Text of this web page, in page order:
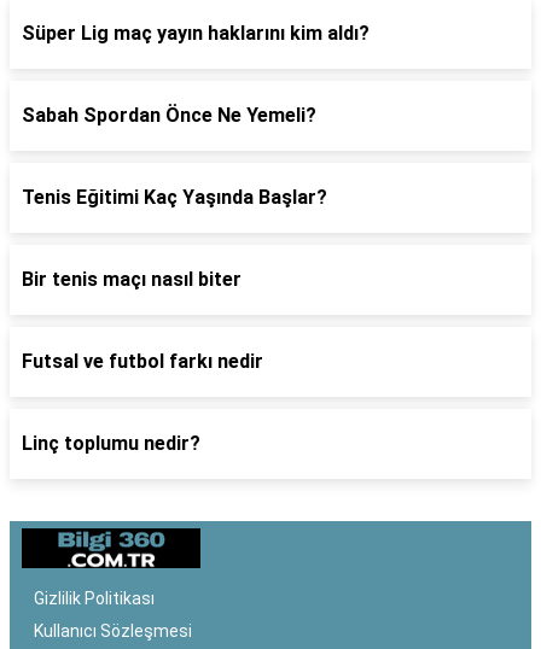
Süper Lig maç yayın haklarını kim aldı?
Sabah Spordan Önce Ne Yemeli?
Tenis Eğitimi Kaç Yaşında Başlar?
Bir tenis maçı nasıl biter
Futsal ve futbol farkı nedir
Linç toplumu nedir?
Gizlilik Politikası
Kullanıcı Sözleşmesi